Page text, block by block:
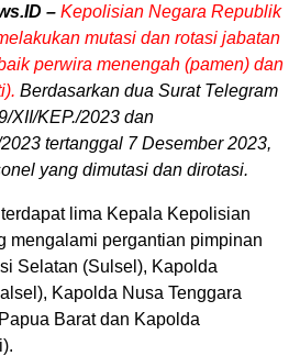
– Kepolisian Negara Republik
mutasi dan rotasi jabatan
perwira menengah (pamen) dan
Berdasarkan dua Surat Telegram
XII/KEP./2023 dan
tertanggal 7 Desember 2023,
yang dimutasi dan dirotasi.
lima Kepala Kepolisian
mengalami pergantian pimpinan
Selatan (Sulsel), Kapolda
Kapolda Nusa Tenggara
Barat dan Kapolda